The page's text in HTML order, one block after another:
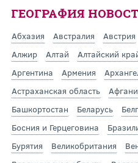
ГЕОГРАФИЯ
Абхазия Австралия Австрия
Алжир
Алтай Алтайский
Аргентина
Армения
Астраханская область
Башкортостан
Беларусь
Босния и Герцеговина
Бурятия
Великобритания